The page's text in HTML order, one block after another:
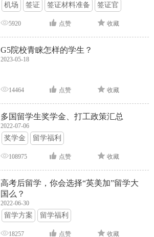
机场 签证 签证材料准备 签证官
签证面试 签证申请攻略
5920 点赞 收藏
G5院校青睐怎样的学生？
2023-05-18
14464 点赞 收藏
多国留学生奖学金、打工政策汇总
2022-07-06
奖学金 留学福利
108975 点赞 收藏
高考后留学，你会选择“英美加”留学大
国么？
2022-06-30
留学方案 留学福利
18257 点赞 收藏